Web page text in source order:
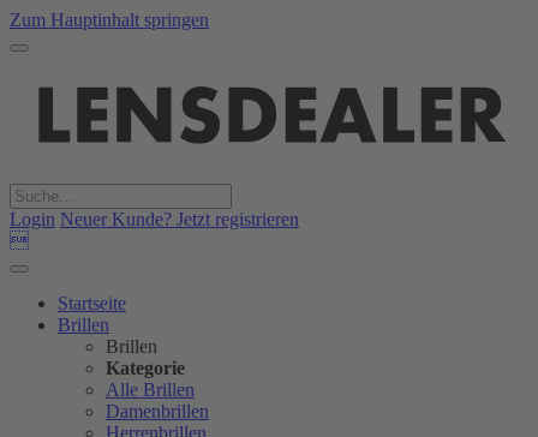
Zum Hauptinhalt springen
Login Neuer Kunde? Jetzt registrieren

Startseite
Brillen
Brillen
Kategorie
Alle Brillen
Damenbrillen
Herrenbrillen